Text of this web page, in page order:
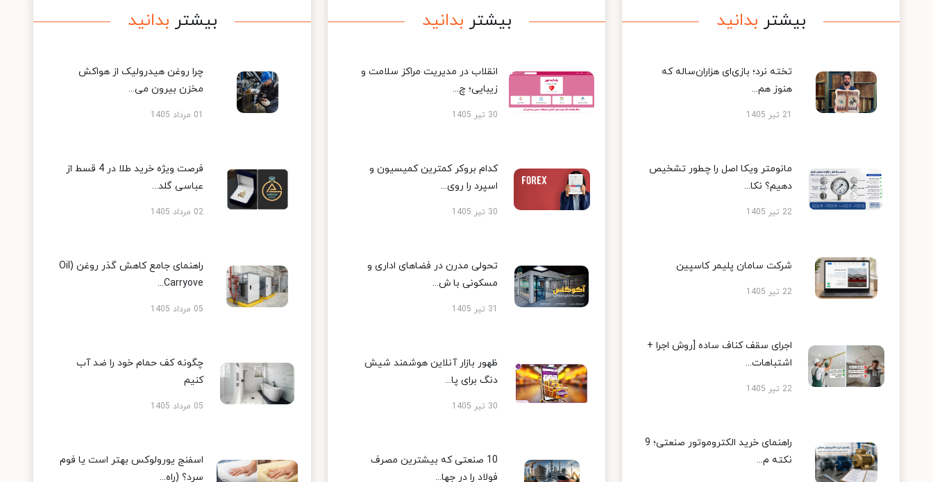
بیشتر بدانید
تخته نرد؛ بازی‌ای هزاران‌ساله که
هنوز هم...
21 تیر 1405
مانومتر ویکا اصل را چطور تشخیص
دهیم؟ نکا...
22 تیر 1405
شرکت سامان پلیمر کاسپین
22 تیر 1405
اجرای سقف کناف ساده [روش اجرا +
اشتباهات...
22 تیر 1405
راهنمای خرید الکتروموتور صنعتی؛ 9
نکته م...
بیشتر بدانید
انقلاب در مدیریت مراکز سلامت و
زیبایی؛ چ...
30 تیر 1405
کدام بروکر کمترین کمیسیون و
اسپرد را روی...
30 تیر 1405
تحولی مدرن در فضاهای اداری و
مسکونی با ش...
31 تیر 1405
ظهور بازار آنلاین هوشمند شیش
دنگ برای پا...
30 تیر 1405
10 صنعتی که بیشترین مصرف
فولاد را در جها...
بیشتر بدانید
چرا روغن هیدرولیک از هواکش
مخزن بیرون می...
01 مرداد 1405
فرصت ویژه خرید طلا در 4 قسط از
عباسی گلد...
02 مرداد 1405
راهنمای جامع کاهش گذر روغن (Oil
Carryove...
05 مرداد 1405
چگونه کف حمام خود را ضد آب
کنیم
05 مرداد 1405
اسفنج یورولوکس بهتر است یا فوم
سرد؟ (راه...